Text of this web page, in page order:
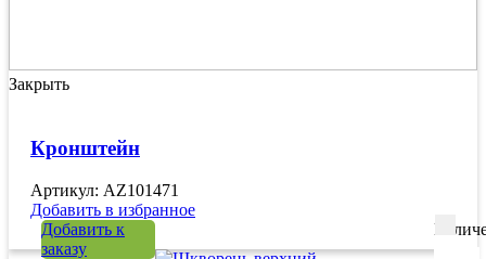
Закрыть
Кронштейн
Артикул: AZ101471
Добавить в избранное
Добавить к
заказу